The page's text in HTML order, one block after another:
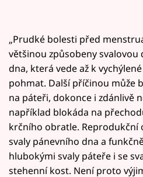
„Prudké bolesti před
většinou způsobeny svalovou
dna, která vede až k
pohmat. Další příčinou může
na páteři, dokonce i zdánlivě
například blokáda na
krčního obratle. Reprodukční
svaly pánevního dna a
hlubokými svaly páteře i se
stehenní kost. Není proto